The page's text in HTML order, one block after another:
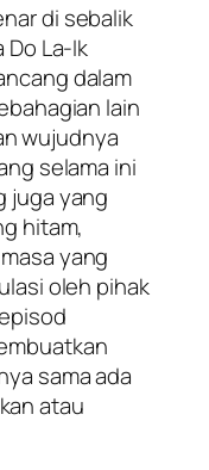
di sebalik
La-Ik
dalam
lain
wujudnya
selama ini
juga yang
hitam,
yang
oleh pihak
sama ada
atau